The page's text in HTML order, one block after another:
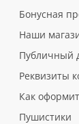
Бонусная
Наши
Публичный
Реквизиты
Как
Пушистики